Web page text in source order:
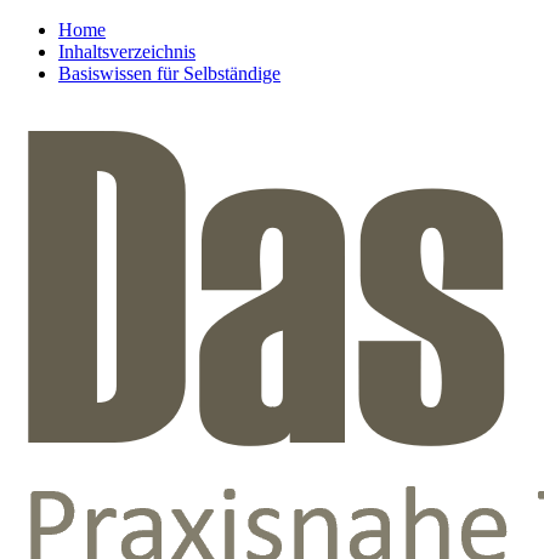
Home
Inhaltsverzeichnis
Basiswissen für Selbständige